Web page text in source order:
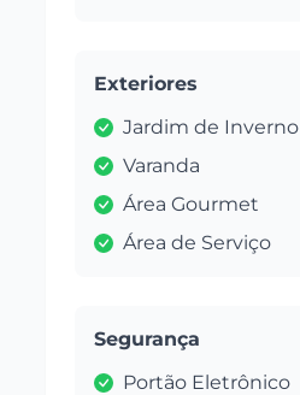
Exteriores
Jardim de Inverno
Varanda
Área Gourmet
Área de Serviço
Segurança
Portão Eletrônico